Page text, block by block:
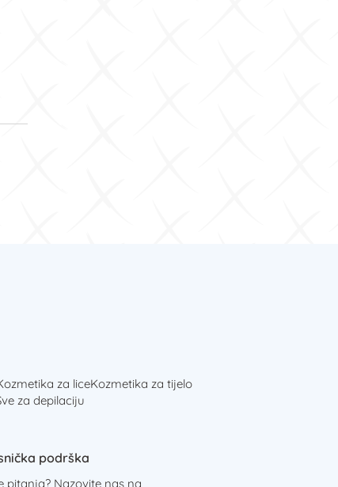
za liceKozmetika za tijelo
za depilaciju
podrška
pitanja? Nazovite nas na